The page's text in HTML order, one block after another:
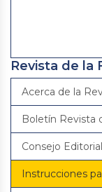
Revista de la
Acerca de la
Boletín Revista
Consejo
Instrucciones